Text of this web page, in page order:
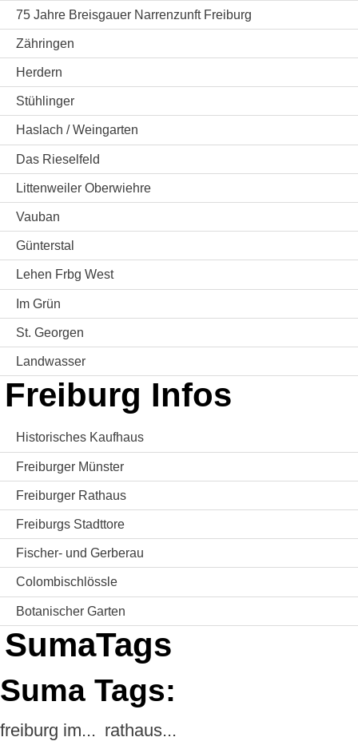
75 Jahre Breisgauer Narrenzunft Freiburg
Zähringen
Herdern
Stühlinger
Haslach / Weingarten
Das Rieselfeld
Littenweiler Oberwiehre
Vauban
Günterstal
Lehen Frbg West
Im Grün
St. Georgen
Landwasser
Freiburg Infos
Historisches Kaufhaus
Freiburger Münster
Freiburger Rathaus
Freiburgs Stadttore
Fischer- und Gerberau
Colombischlössle
Botanischer Garten
SumaTags
Suma Tags:
freiburg im... rathaus...